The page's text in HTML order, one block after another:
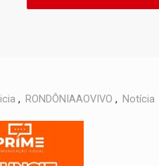
, RONDÔNIAAOVIVO , Notícia